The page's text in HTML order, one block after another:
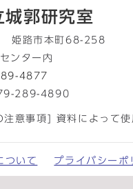
城郭研究室
姫路市本町68-258
ンター内
4877
289-4890
注意事項] 資料によって
ついて プライバシーポ